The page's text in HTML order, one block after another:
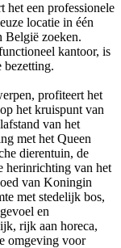
het een professionele
locatie in één
België zoeken.
kantoor, is
profiteert het
het kruispunt van
van het
met het Queen
dierentuin, de
herinrichting van het
van Koningin
met stedelijk bos,
en
rijk aan horeca,
omgeving voor